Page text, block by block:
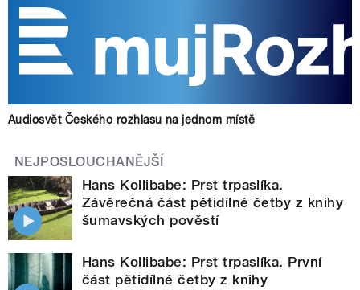
Audiosvět Českého rozhlasu na jednom místě
NEJPOSLOUCHANĚJŠÍ
Hans Kollibabe: Prst trpaslíka.
Závěrečná část pětidílné četby z knihy
šumavských pověstí
Hans Kollibabe: Prst trpaslíka. První
část pětidílné četby z knihy